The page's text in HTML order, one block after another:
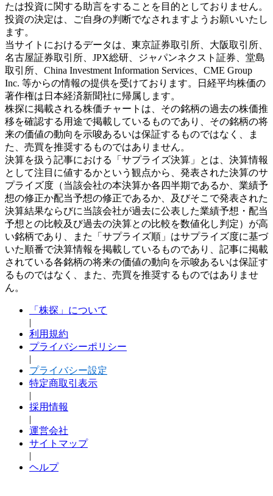
たは投資に関する助言をすることを目的としておりません。
投資の決定は、ご自身の判断でなされますようお願いいたし
ます。
当サイトにおけるデータは、東京証券取引所、大阪取引所、
名古屋証券取引所、JPX総研、ジャパンネクスト証券、堂島
取引所、China Investment Information Services、CME Group
Inc. 等からの情報の提供を受けております。日経平均株価の
著作権は日本経済新聞社に帰属します。
株探に掲載される株価チャートは、その銘柄の過去の株価推
移を確認する用途で掲載しているものであり、その銘柄の将
来の価値の動向を示唆あるいは保証するものではなく、ま
た、売買を推奨するものではありません。
決算を扱う記事における「サプライズ決算」とは、決算情報
として注目に値するかという観点から、発表された決算のサ
プライズ度（当該会社の本決算か各四半期であるか、業績予
想の修正か配当予想の修正であるか、及びそこで発表された
決算結果ならびに当該会社が過去に公表した業績予想・配当
予想との比較及び過去の決算との比較を数値化し判定）が高
い銘柄であり、また「サプライズ順」はサプライズ度に基づ
いた順番で決算情報を掲載しているものであり、記事に掲載
されている各銘柄の将来の価値の動向を示唆あるいは保証す
るものではなく、また、売買を推奨するものではありませ
ん。
「株探」について
|
利用規約
プライバシーポリシー
|
プライバシー設定
特定商取引表示
|
採用情報
|
運営会社
サイトマップ
|
ヘルプ